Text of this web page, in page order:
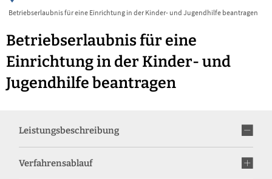
Betriebserlaubnis für eine Einrichtung in der Kinder- und Jugendhilfe beantragen
Betriebserlaubnis für eine
Einrichtung in der Kinder- und
Jugendhilfe beantragen
Leistungsbeschreibung
Verfahrensablauf